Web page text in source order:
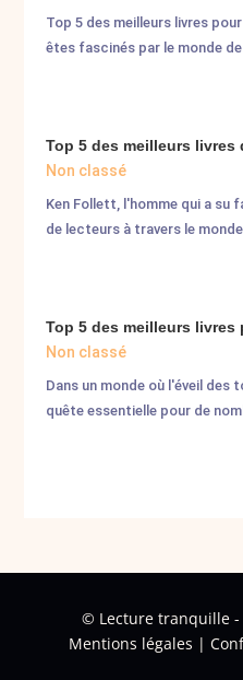
Top 5 des meilleurs livres
êtes fascinés par le monde
Top 5 des meilleurs livres
Non classé
Ken Follett, l'homme qui a su
de lecteurs à travers le
Top 5 des meilleurs livres
Non classé
Dans un monde où l'éveil
quête essentielle pour de
© Lecture tranquille
Mentions légales |